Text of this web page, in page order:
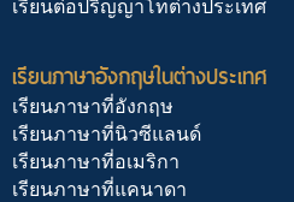
เรียนต่อปริญญาโทต่างประเทศ
เรียนภาษาอังกฤษในต่างประเทศ
เรียนภาษาที่อังกฤษ
เรียนภาษาที่นิวซีแลนด์
เรียนภาษาที่อเมริกา
เรียนภาษาที่แคนาดา